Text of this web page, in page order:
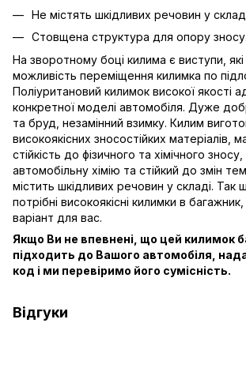
Не містять шкідливих речовин у
Стовщена структура для опору зносу.
На зворотному боці килима є виступи,
можливість переміщення килимка по
Поліуритановий килимок високої якості
конкретної моделі автомобіля. Дуже
та бруд, незамінний взимку. Килим
високоякісних зносостійких матеріалів,
стійкість до фізичного та хімічного
автомобільну хімію та стійкий до змін
містить шкідливих речовин у складі.
потрібні високоякісні килимки в
варіант для вас.
Якщо Ви не впевнені, що цей килимок
підходить до Вашого автомобіля,
код і ми перевіримо його сумісність.
Відгуки